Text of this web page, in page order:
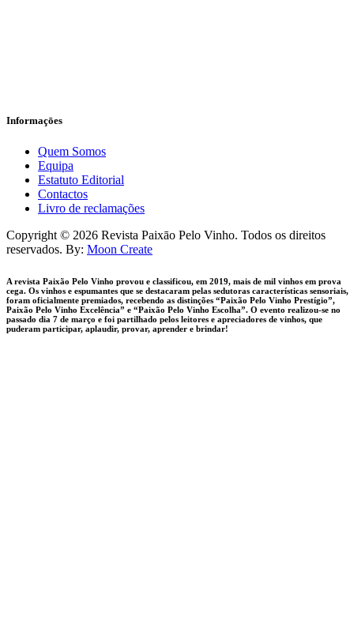
Informaçōes
Quem Somos
Equipa
Estatuto Editorial
Contactos
Livro de reclamações
facebook-
1
instagram
Copyright © 2026 Revista Paixāo Pelo Vinho. Todos os direitos
reservados. By: Moon Create
A revista Paixão Pelo Vinho provou e classificou, em 2019, mais de mil vinhos em prova
cega. Os vinhos e espumantes que se destacaram pelas sedutoras características sensoriais,
foram oficialmente premiados, recebendo as distinções “Paixão Pelo Vinho Prestígio”,
Paixão Pelo Vinho Excelência” e “Paixão Pelo Vinho Escolha”. O evento realizou-se no
passado dia 7 de março e foi partilhado pelos leitores e apreciadores de vinhos, que
puderam participar, aplaudir, provar, aprender e brindar!